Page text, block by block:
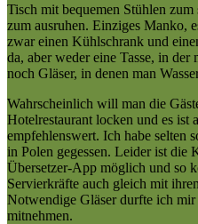
Tisch mit bequemen Stühlen zum
zum ausruhen. Einziges Manko,
zwar einen Kühlschrank und
da, aber weder eine Tasse, in
noch Gläser, in denen man
Wahrscheinlich will man die
Hotelrestaurant locken und es ist
empfehlenswert. Ich habe selten
in Polen gegessen. Leider ist die
Übersetzer-App möglich und so
Servierkräfte auch gleich mit
Notwendige Gläser durfte ich mir
mitnehmen.